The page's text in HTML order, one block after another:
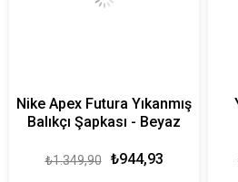
Nike Apex Futura Yıkanmış
Balıkçı Şapkası - Beyaz
₺944,93
₺1.349,90